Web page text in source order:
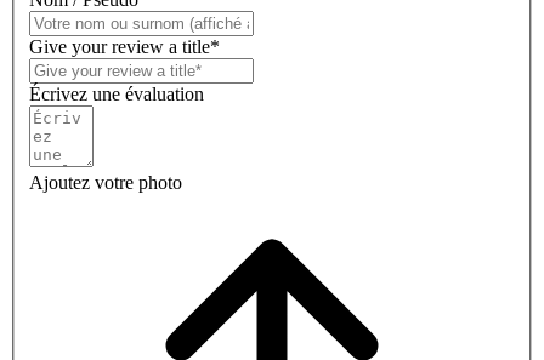
Give your review a title*
Écrivez une évaluation
Ajoutez votre photo